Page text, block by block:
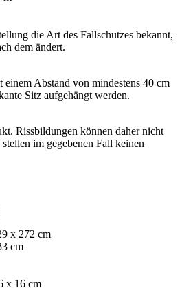
die Art des Fallschutzes bekannt,
dem ändert.
Abstand von mindestens 40 cm
Sitz aufgehängt werden.
Rissbildungen können daher nicht
im gegebenen Fall keinen
x 272 cm
cm
x 16 cm